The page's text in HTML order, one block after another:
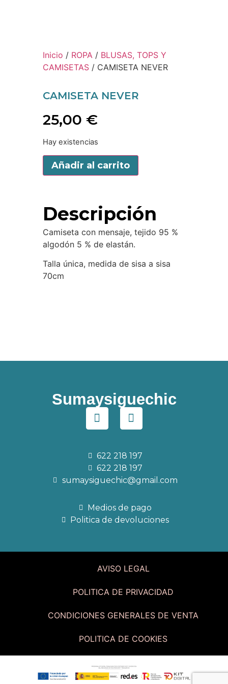
Inicio / ROPA / BLUSAS, TOPS Y
CAMISETAS / CAMISETA NEVER
CAMISETA NEVER
25,00 €
Hay existencias
Añadir al carrito
Descripción
Camiseta con mensaje, tejido 95 %
algodón 5 % de elastán.
Talla única, medida de sisa a sisa
70cm
Sumaysiguechic
622 218 197
622 218 197
sumaysiguechic@gmail.com
Medios de pago
Politica de devoluciones
AVISO LEGAL
POLITICA DE PRIVACIDAD
CONDICIONES GENERALES DE VENTA
POLITICA DE COOKIES